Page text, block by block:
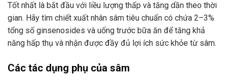
Tốt nhất là bắt đầu với liều lượng thấp và tăng dần theo thời
gian. Hãy tìm chiết xuất nhân sâm tiêu chuẩn có chứa 2–3%
tổng số ginsenosides và uống trước bữa ăn để tăng khả
năng hấp thụ và nhận được đầy đủ lợi ích sức khỏe từ sâm.
Các tác dụng phụ của sâm